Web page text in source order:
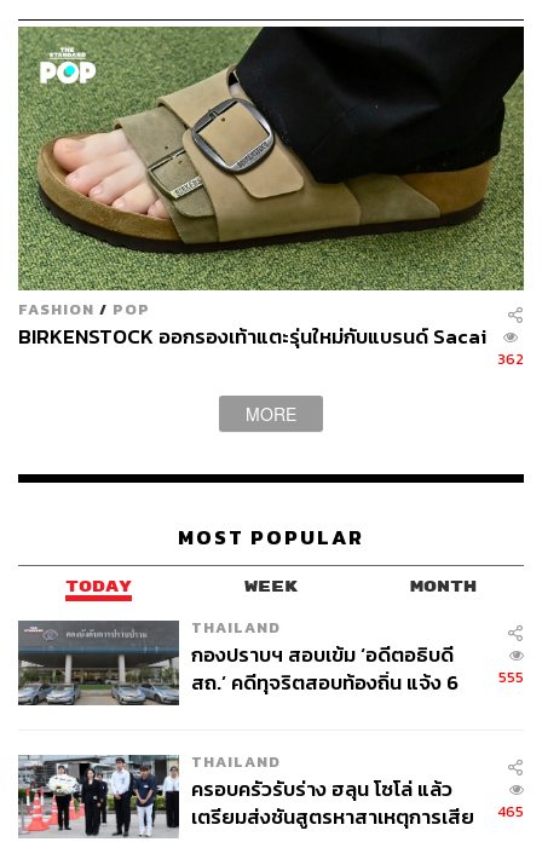
787
THE STANDARD WEALTH ผู้เสพติดโลก
ธุรกิจ การตลาด เทคโนโลยี และชอบสำรวจ
ไอเดียใหม่ๆ
FASHION / POP
BIRKENSTOCK ออกรองเท้าแตะรุ่นใหม่กับแบรนด์ Sacai
362
MORE
MOST POPULAR
TODAY WEEK MONTH
THAILAND
กองปราบฯ สอบเข้ม ‘อดีตอธิบดี
สถ.’ คดีทุจริตสอบท้องถิ่น แจ้ง 6
555
THAILAND
ครอบครัวรับร่าง ฮลุน โซโล่ แล้ว
เตรียมส่งชันสูตรหาสาเหตุการเสีย
465